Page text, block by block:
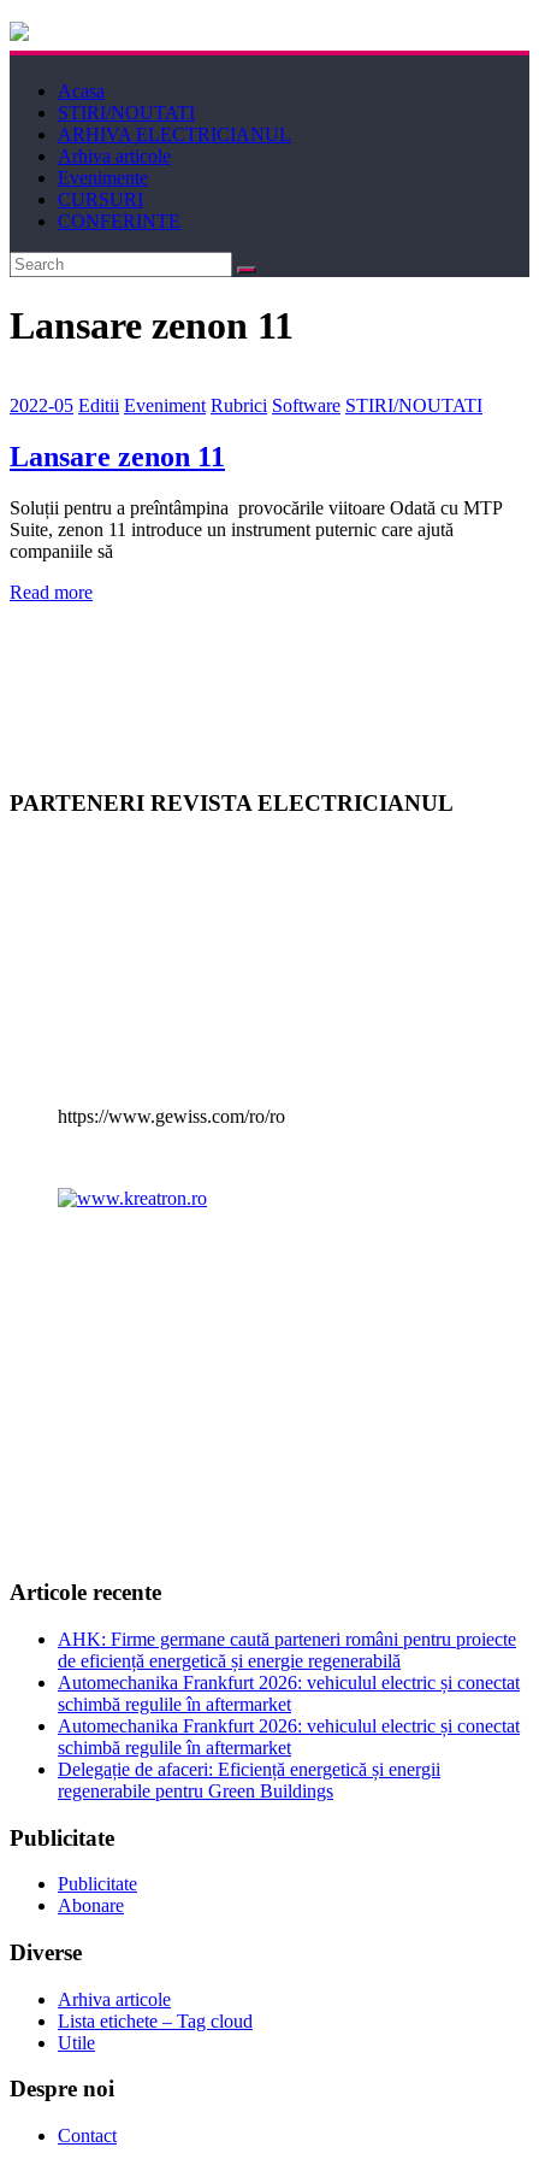
Electricianul
Revista
Electricianul
Acasa
STIRI/NOUTATI
ARHIVA ELECTRICIANUL
Arhiva articole
Evenimente
CURSURI
CONFERINTE
Lansare zenon 11
2022-05 Editii Eveniment Rubrici Software STIRI/NOUTATI
Lansare zenon 11
Soluții pentru a preîntâmpina provocările viitoare Odată cu MTP
Suite, zenon 11 introduce un instrument puternic care ajută
companiile să
Read more
PARTENERI REVISTA ELECTRICIANUL
https://www.gewiss.com/ro/ro
Articole recente
AHK: Firme germane caută parteneri români pentru proiecte
de eficiență energetică și energie regenerabilă
Automechanika Frankfurt 2026: vehiculul electric și conectat
schimbă regulile în aftermarket
Automechanika Frankfurt 2026: vehiculul electric și conectat
schimbă regulile în aftermarket
Delegație de afaceri: Eficiență energetică și energii
regenerabile pentru Green Buildings
Publicitate
Publicitate
Abonare
Diverse
Arhiva articole
Lista etichete – Tag cloud
Utile
Despre noi
Contact